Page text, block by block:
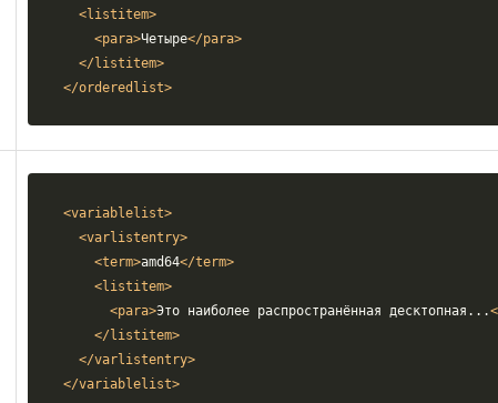
<listitem>
<para>Четыре</para>
</listitem>
</orderedlist>
<variablelist>
<varlistentry>
<term>amd64</term>
<listitem>
<para>Это наиболее распространённая десктопная...
</listitem>
</varlistentry>
</variablelist>